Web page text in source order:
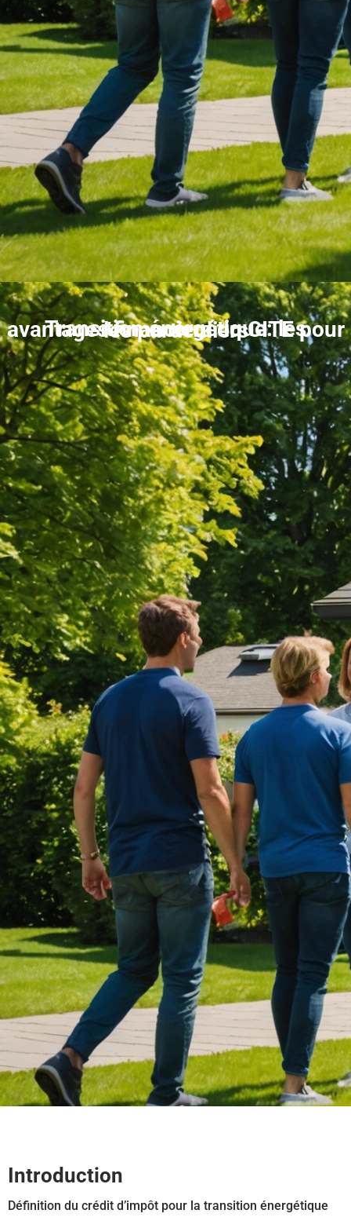
Transition énergétique: les avantages financiers du CITE pour les particuliers
Introduction
Définition du crédit d’impôt pour la transition énergétique